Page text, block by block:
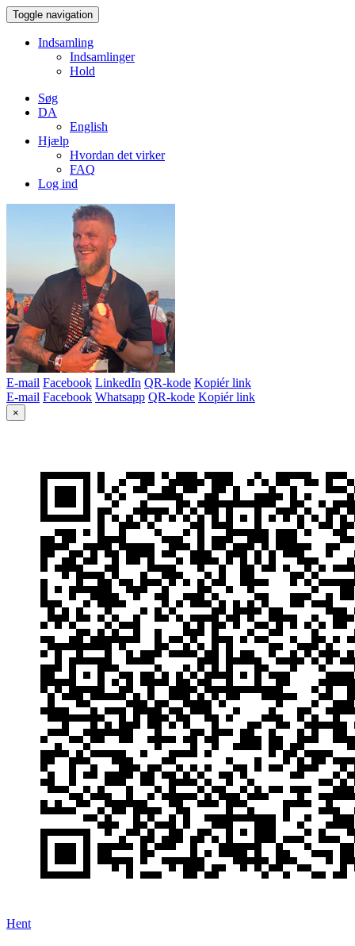
Toggle navigation
Indsamling
Indsamlinger
Hold
Søg
DA
English
Hjælp
Hvordan det virker
FAQ
Log ind
E-mail Facebook LinkedIn QR-kode Kopiér link
E-mail Facebook Whatsapp QR-kode Kopiér link
×
Hent